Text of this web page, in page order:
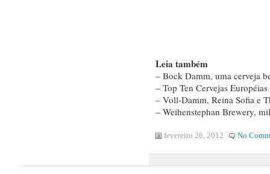
Leia também
– Bock Damm, uma cerveja
– Top Ten Cervejas
– Voll-Damm, Reina Sofia e
– Weihenstephan Brewery,
fevereiro 26, 2012 No